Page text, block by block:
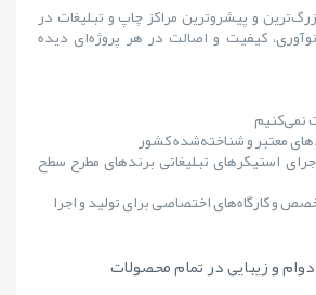
و پیشروترین مراکز چاپ و تبلیغات در
کیفیت و اصالت در هر پروژه‌ای دیده
نمی‌کنیم
معتبر و شناخته‌شده کشور
استیکرهای تبلیغاتی برندهای مطرح سطح
و کارگاه‌های اختصاصی برای تولید و اجرا
و زیبایی در تمام محصولات